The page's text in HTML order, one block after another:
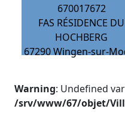
670017672
FAS RÉSIDENCE DU
HOCHBERG
67290 Wingen-sur-
Warning: Undefined
/srv/www/67/objet/